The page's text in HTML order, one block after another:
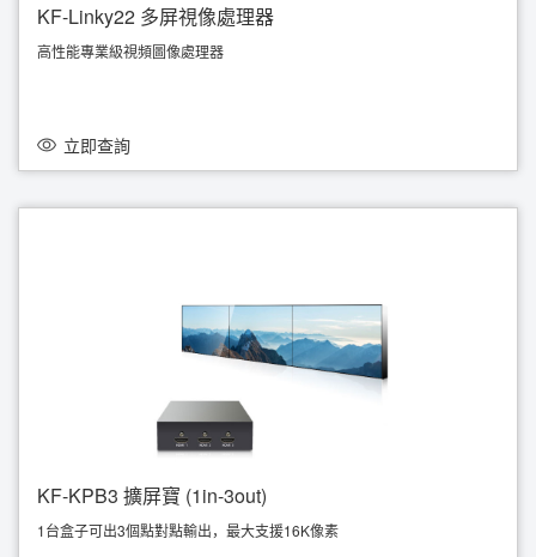
KF-Linky22 多屏視像處理器
高性能專業級視頻圖像處理器
滿足7*24小時連續穩定運行的要求
立即查詢
KF-KPB3 擴屏寶 (1in-3out)
1台盒子可出3個點對點輸出，最大支援16K像素